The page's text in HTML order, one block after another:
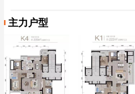
主力户型